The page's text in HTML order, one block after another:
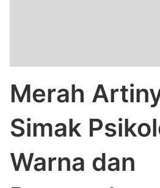
Merah
Simak
Warna dan